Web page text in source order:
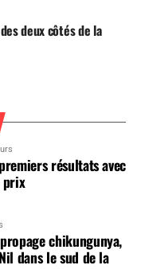
deux côtés de la
résultats avec
prix
chikungunya,
dans le sud de la